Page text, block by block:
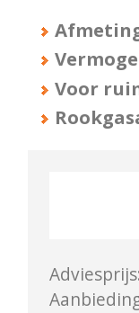
Voor
Adviesprijs: